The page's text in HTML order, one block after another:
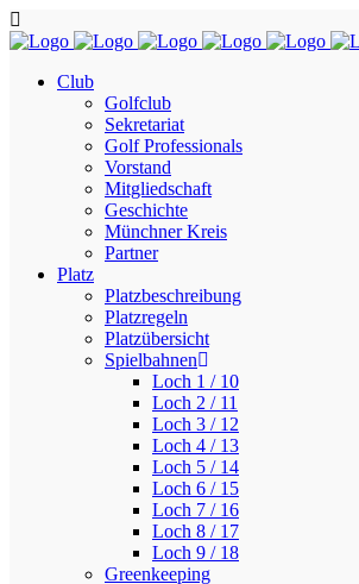
Club
Golfclub
Sekretariat
Golf Professionals
Vorstand
Mitgliedschaft
Geschichte
Münchner Kreis
Partner
Platz
Platzbeschreibung
Platzregeln
Platzübersicht
Spielbahnen
Loch 1 / 10
Loch 2 / 11
Loch 3 / 12
Loch 4 / 13
Loch 5 / 14
Loch 6 / 15
Loch 7 / 16
Loch 8 / 17
Loch 9 / 18
Greenkeeping